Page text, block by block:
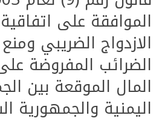
الموافقة على
الازدواج الضريبي
الضرائب المفروضة
المال الموقعة بين
اليمنية والجمهورية